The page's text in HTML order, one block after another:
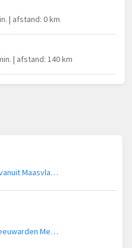
| afstand: 0 km
| afstand: 140 km
Politiehelikopter onderweg vanuit Maasvlakte Rotterdam
Ambulancehelikopter naar Leeuwarden Medical Center Heliport